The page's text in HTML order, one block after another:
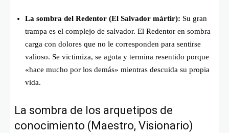
La sombra del Redentor (El Salvador mártir): Su gran
trampa es el complejo de salvador. El Redentor en sombra
carga con dolores que no le corresponden para sentirse
valioso. Se victimiza, se agota y termina resentido porque
«hace mucho por los demás» mientras descuida su propia
vida.
La sombra de los arquetipos de
conocimiento (Maestro, Visionario)